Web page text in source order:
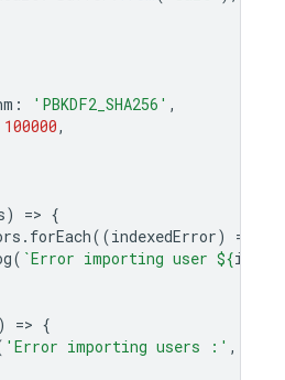
: 'PBKDF2_SHA256' ,
100000,
) => {
. forEach((indexedError) =
( `Error importing user ${
) => {
'Error importing users :' ,